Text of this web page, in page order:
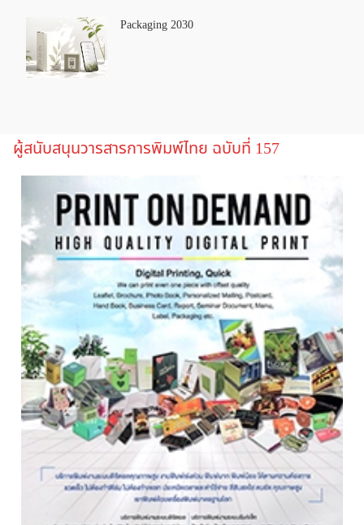
Packaging 2030
ผู้สนับสนุนวารสารการพิมพ์ไทย ฉบับที่ 157